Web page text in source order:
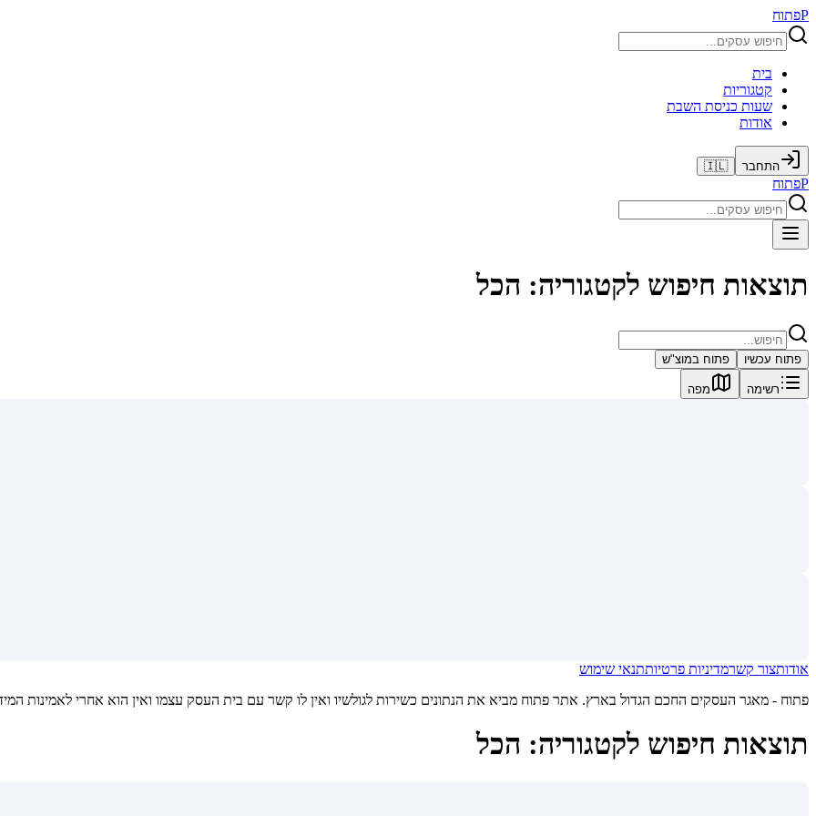
Pפתוח
בית
קטגוריות
שעות כניסת השבת
אודות
התחבר 🇮🇱
Pפתוח
תוצאות חיפוש לקטגוריה: הכל
פתוח עכשיו פתוח במוצ"ש
רשימה מפה
אודותצור קשרמדיניות פרטיותתנאי שימוש
פתוח - מאגר העסקים החכם הגדול בארץ. אתר פתוח מביא את הנתונים כשירות לגולשיו ואין לו קשר עם בית העסק עצמו ואין הוא אחרי לאמינות
תוצאות חיפוש לקטגוריה: הכל